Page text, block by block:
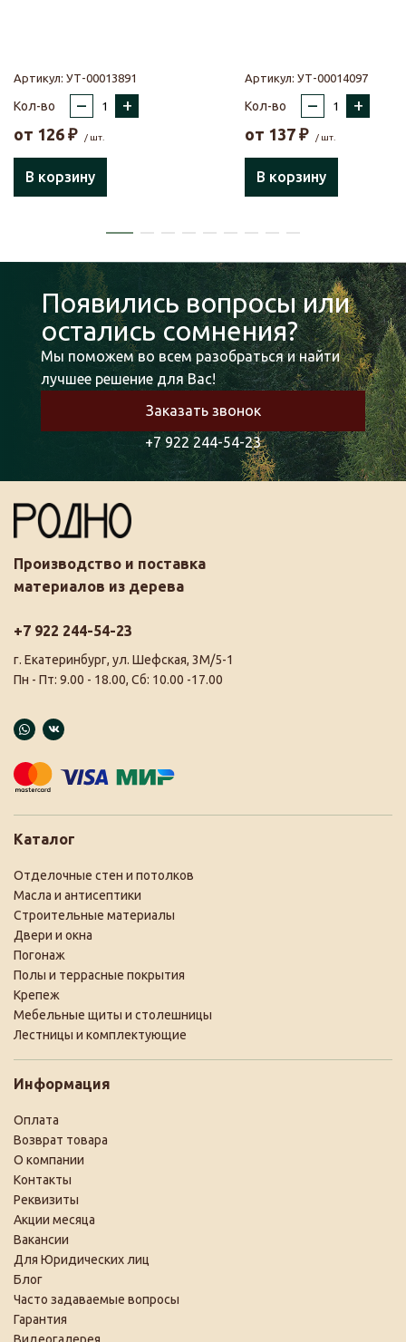
Артикул: УТ-00013891
Кол-во – +
от 126 ₽ / шт.
В корзину
Артикул: УТ-00014097
Кол-во – +
от 137 ₽ / шт.
В корзину
Появились вопросы или
остались сомнения?
Мы поможем во всем разобраться и найти
лучшее решение для Вас!
Заказать звонок
+7 922 244-54-23
Производство и поставка
материалов из дерева
+7 922 244-54-23
г. Екатеринбург, ул. Шефская, 3М/5-1
Пн - Пт: 9.00 - 18.00, Сб: 10.00 -17.00
Каталог
Отделочные стен и потолков
Масла и антисептики
Строительные материалы
Двери и окна
Погонаж
Полы и террасные покрытия
Крепеж
Мебельные щиты и столешницы
Лестницы и комплектующие
Информация
Оплата
Возврат товара
О компании
Контакты
Реквизиты
Акции месяца
Вакансии
Для Юридических лиц
Блог
Часто задаваемые вопросы
Гарантия
Видеогалерея